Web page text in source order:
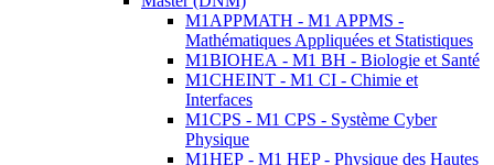
M1APPMATH - M1 APPMS -
Mathématiques Appliquées et Statistiques
M1BIOHEA - M1 BH - Biologie et Santé
M1CHEINT - M1 CI - Chimie et
Interfaces
M1CPS - M1 CPS - Système Cyber
Physique
M1HEP - M1 HEP - Physique des Hautes